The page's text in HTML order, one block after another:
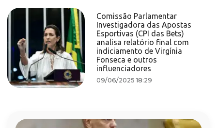
Comissão Parlamentar
Investigadora das Apostas
Esportivas (CPI das Bets)
analisa relatório final com
indiciamento de Virgínia
Fonseca e outros
influenciadores
09/06/2025 18:29